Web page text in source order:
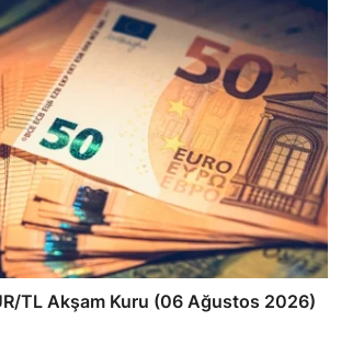
TL Akşam Kuru (06 Ağustos 2026)